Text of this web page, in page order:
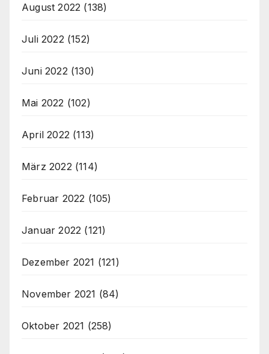
August 2022 (138)
Juli 2022 (152)
Juni 2022 (130)
Mai 2022 (102)
April 2022 (113)
März 2022 (114)
Februar 2022 (105)
Januar 2022 (121)
Dezember 2021 (121)
November 2021 (84)
Oktober 2021 (258)